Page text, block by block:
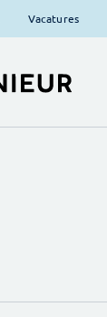
Vacatures